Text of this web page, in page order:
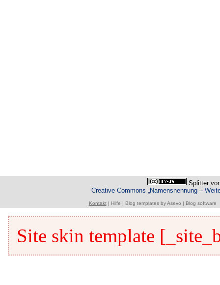
Splitter
Creative Commons „Namensnennung –
Kontakt| Hilfe Blog templatesbyAsevo Blog software
Site skin template